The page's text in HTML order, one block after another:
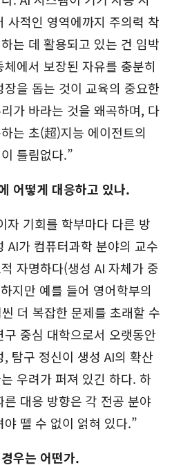
사적인 영역에까지 주의력 착
는 데 활용되고 있는 건 임박
에서 보장된 자유를 충분히
을 돕는 것이 교육의 중요한
가 바라는 것을 왜곡하며, 다
는 초(超)지능 에이전트의
틀림없다.”
어떻게 대응하고 있나.
자 기회를 학부마다 다른 방
AI가 컴퓨터과학 분야의 교수
자명하다(생성 AI 자체가 중
지만 예를 들어 영어학부의
더 복잡한 문제를 초래할 수
중심 대학으로서 오랫동안
탐구 정신이 생성 AI의 확산
우려가 퍼져 있긴 하다. 하
대응 방향은 각 전공 분야
뗄 수 없이 얽혀 있다.”
우는 어떤가.